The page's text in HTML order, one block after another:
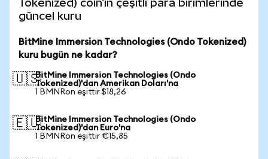
Tokenized) coin'in çeşitli para birimlerinde
güncel kuru
BitMine Immersion Technologies (Ondo Tokenized)
kuru bugün ne kadar?
🇺🇸BitMine Immersion Technologies (Ondo
Tokenized)'dan Amerikan Doları'na
1 BMNRon eşittir $18,26
🇪🇺BitMine Immersion Technologies (Ondo
Tokenized)'dan Euro'na
1 BMNRon eşittir €15,85